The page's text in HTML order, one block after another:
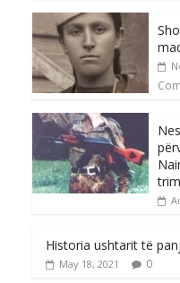
Historia ushtarit të
May 18, 2021 0